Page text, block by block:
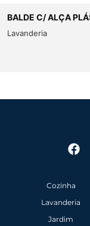
BALDE C/ ALÇA
Lavanderia
Cozinha
Lavanderia
Jardim